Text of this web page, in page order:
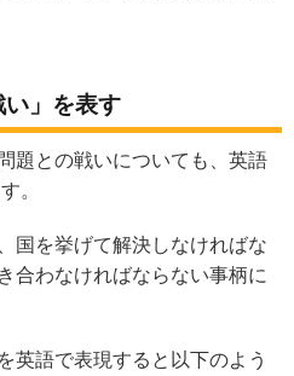
い」を表す
題との戦いについても、英語
。
国を挙げて解決しなければな
合わなければならない事柄に
英語で表現すると以下のよう